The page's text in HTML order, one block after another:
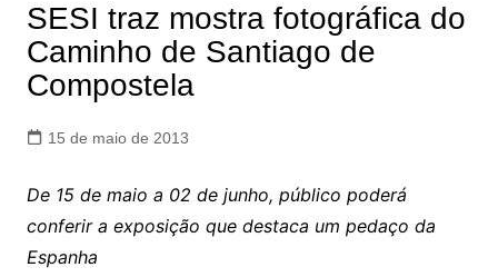
SESI traz mostra fotográfica do
Caminho de Santiago de
Compostela
15 de maio de 2013
De 15 de maio a 02 de junho, público poderá
conferir a exposição que destaca um pedaço da
Espanha